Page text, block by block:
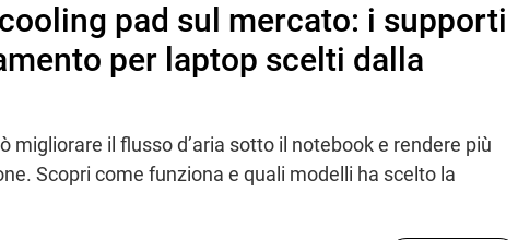
pad sul mercato: i supporti
per laptop scelti dalla
migliorare il flusso d’aria sotto il notebook e rendere più
Scopri come funziona e quali modelli ha scelto la